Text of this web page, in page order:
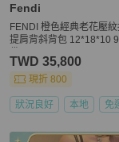
Fendi
FENDI 橙色經典老花壓
提肩背斜背包 12*18*10
TWD 35,800
現折 800
狀況良好 本地 免